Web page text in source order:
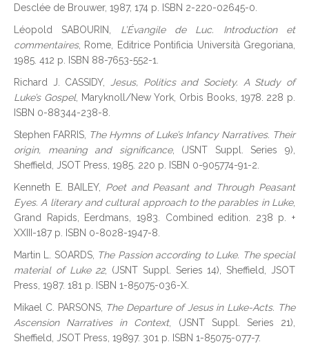
Desclée de Brouwer, 1987, 174 p. ISBN 2-220-02645-0.
Léopold SABOURIN, L’Évangile de Luc. Introduction et
commentaires, Rome, Editrice Pontificia Università Gregoriana,
1985. 412 p. ISBN 88-7653-552-1.
Richard J. CASSIDY,
Jesus, Politics and Society. A Study of
Luke’s Gospel, Maryknoll/New York, Orbis Books, 1978. 228 p.
ISBN 0-88344-238-8.
Stephen FARRIS, The Hymns of Luke’s Infancy Narratives. Their
origin, meaning and significance, (JSNT Suppl. Series 9),
Sheffield, JSOT Press, 1985. 220 p. ISBN 0-905774-91-2.
Kenneth E. BAILEY, Poet and Peasant and Through Peasant
Eyes. A literary and cultural approach to the parables in Luke,
Grand Rapids, Eerdmans, 1983. Combined edition. 238 p. +
XXIII-187 p. ISBN 0-8028-1947-8.
Martin L. SOARDS, The Passion according to Luke. The special
material of Luke 22, (JSNT Suppl. Series 14), Sheffield, JSOT
Press, 1987. 181 p. ISBN 1-85075-036-X.
Mikael C. PARSONS, The Departure of Jesus in Luke-Acts. The
Ascension Narratives in Context, (JSNT Suppl. Series 21),
Sheffield, JSOT Press, 19897. 301 p. ISBN 1-85075-077-7.